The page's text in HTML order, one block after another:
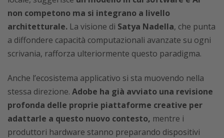
non competono ma si integrano a livello
architetturale. La visione di Satya Nadella, che punta
a diffondere capacità computazionali avanzate su ogni
scrivania, rafforza ulteriormente questo paradigma.
Anche l’ecosistema applicativo si sta muovendo nella
stessa direzione. Adobe ha già avviato una revisione
profonda delle proprie piattaforme creative per
adattarle a questo nuovo contesto, mentre i
produttori hardware stanno preparando dispositivi